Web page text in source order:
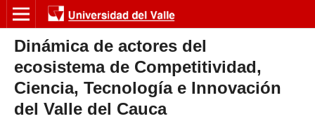
Dinámica de actores del
ecosistema de Competitividad,
Ciencia, Tecnología e Innovación
del Valle del Cauca